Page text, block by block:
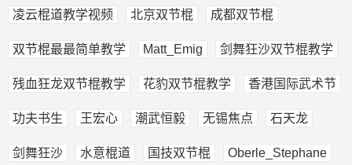
凌云棍道教学视频 北京双节棍 成都双节棍
双节棍最最简单教学 Matt_Emig 剑舞狂沙双节棍教学
残血狂龙双节棍教学 花豹双节棍教学 香港国际武术节
功夫书生 王宏心 潮武恒毅 无锡焦点 石天龙
剑舞狂沙 水意棍道 国技双节棍 Oberle_Stephane